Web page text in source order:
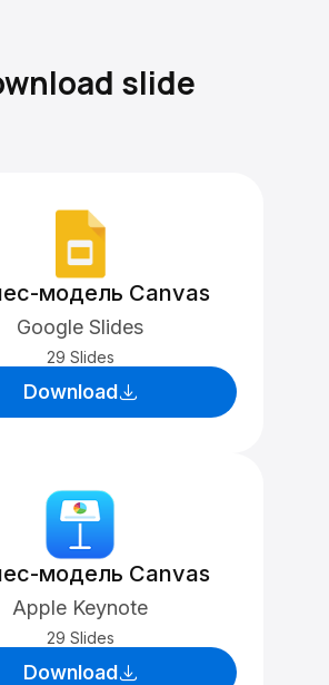
slide
модель Canvas
Google Slides
29 Slides
Download
модель Canvas
Apple Keynote
29 Slides
Download